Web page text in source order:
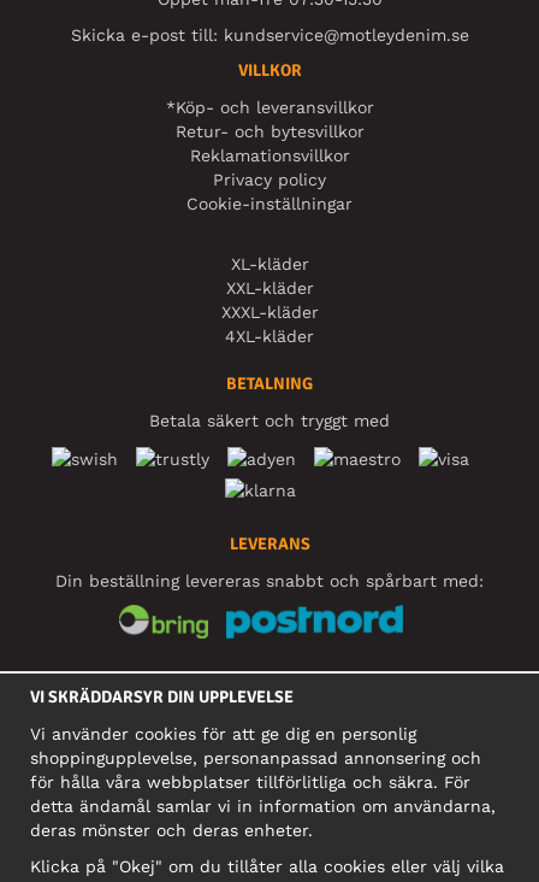
Skicka e-post till: kundservice@motleydenim.se
VILLKOR
*Köp- och leveransvillkor
Retur- och bytesvillkor
Reklamationsvillkor
Privacy policy
Cookie-inställningar
XL-kläder
XXL-kläder
XXXL-kläder
4XL-kläder
BETALNING
Betala säkert och tryggt med
LEVERANS
Din beställning levereras snabbt och spårbart med:
SOCIALA MEDIER
FÖRETAG
Motley Denim Europe OÜ
Narva mnt 5, EE-10117 Tallinn
Org: 12356245, Momsnummer: SE502090048501
VI SKRÄDDARSYR DIN UPPLEVELSE
Vi använder cookies för att ge dig en personlig
shoppingupplevelse, personanpassad annonsering och
för hålla våra webbplatser tillförlitliga och säkra. För
detta ändamål samlar vi in information om användarna,
deras mönster och deras enheter.
Klicka på "Okej" om du tillåter alla cookies eller välj vilka